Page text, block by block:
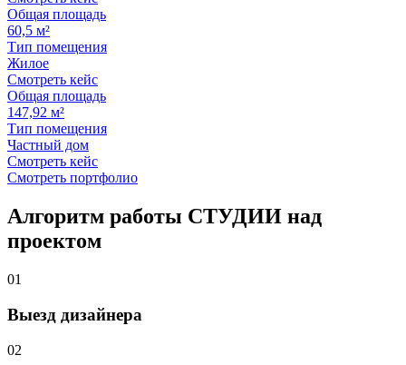
Общая площадь
60,5 м²
Тип помещения
Жилое
Смотреть кейс
Общая площадь
147,92 м²
Тип помещения
Частный дом
Смотреть кейс
Смотреть портфолио
Алгоритм работы СТУДИИ над
проектом
01
Выезд дизайнера
02